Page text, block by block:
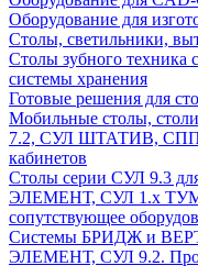
Оборудование для
Cтолы, светильники,
Столы зубного
системы хранения
Готовые решения для
Мобильные столы,
7.2, СУЛ ШТАТИВ, СПП
кабинетов
Столы серии СУЛ 9.3
ЭЛЕМЕНТ, СУЛ 1.х
сопутствующее
Системы БРИДЖ и
ЭЛЕМЕНТ, СУЛ 9.2.